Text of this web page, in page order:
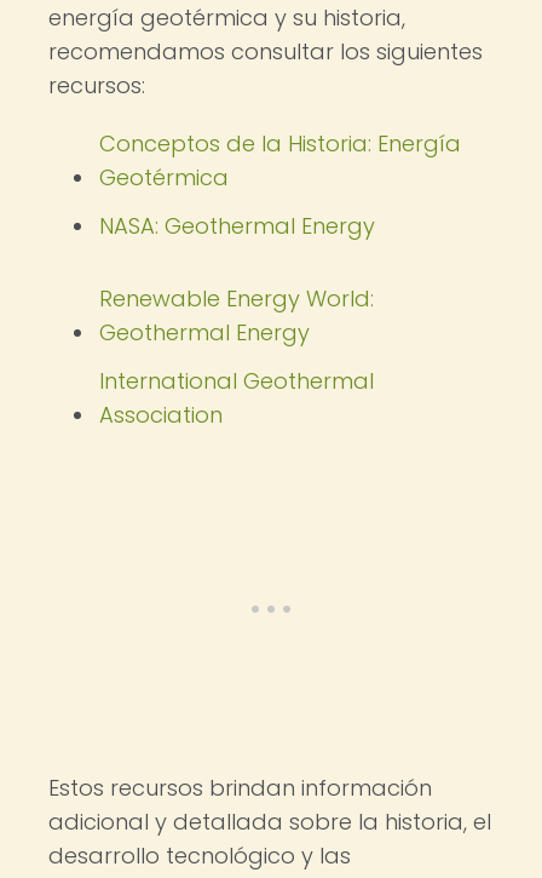
energía geotérmica y su historia,
recomendamos consultar los siguientes
recursos:
Conceptos de la Historia: Energía
Geotérmica
NASA: Geothermal Energy
Renewable Energy World:
Geothermal Energy
International Geothermal
Association
Estos recursos brindan información
adicional y detallada sobre la historia, el
desarrollo tecnológico y las